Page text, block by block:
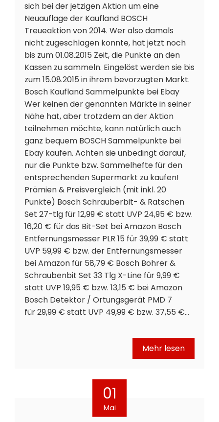
sich bei der jetzigen Aktion um eine
Neuauflage der Kaufland BOSCH
Treueaktion von 2014. Wer also damals
nicht zugeschlagen konnte, hat jetzt noch
bis zum 01.08.2015 Zeit, die Punkte an den
Kassen zu sammeln. Eingelöst werden sie bis
zum 15.08.2015 in ihrem bevorzugten Markt.
Bosch Kaufland Sammelpunkte bei Ebay
Wer keinen der genannten Märkte in seiner
Nähe hat, aber trotzdem an der Aktion
teilnehmen möchte, kann natürlich auch
ganz bequem BOSCH Sammelpunkte bei
Ebay kaufen. Achten sie unbedingt darauf,
nur die Punkte bzw. Sammelhefte für den
entsprechenden Supermarkt zu kaufen!
Prämien & Preisvergleich (mit inkl. 20
Punkte) Bosch Schrauberbit- & Ratschen
Set 27-tlg für 12,99 € statt UVP 24,95 € bzw.
16,20 € für das Bit-Set bei Amazon Bosch
Entfernungsmesser PLR 15 für 39,99 € statt
UVP 59,99 € bzw. der Entfernungsmesser
bei Amazon für 58,79 € Bosch Bohrer &
Schraubenbit Set 33 Tlg X-Line für 9,99 €
statt UVP 19,95 € bzw. 13,15 € bei Amazon
Bosch Detektor / Ortungsgerät PMD 7
für 29,99 € statt UVP 49,99 € bzw. 37,55 €…
Mehr lesen
01
Mai